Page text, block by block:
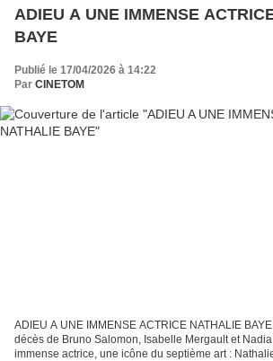
ADIEU A UNE IMMENSE
BAYE
Publié le 17/04/2026 à 14:22
Par CINETOM
ADIEU A UNE IMMENSE ACTRICE NATHALIE
décès de Bruno Salomon, Isabelle Mergault et
immense actrice, une icône du septième art :